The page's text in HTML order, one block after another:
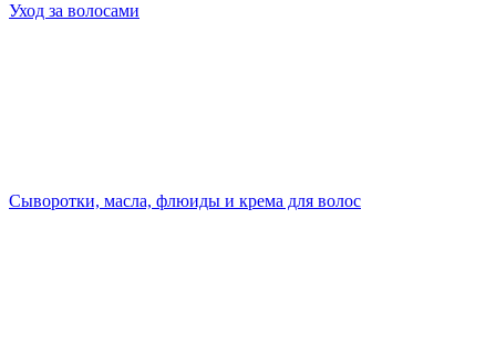
Уход за волосами
Сыворотки, масла, флюиды и крема для волос